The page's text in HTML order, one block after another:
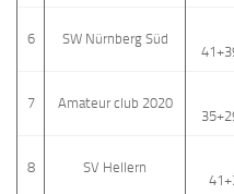
6 SW Nürnberg Süd
7 Amateur club 2020
8 SV Hellern